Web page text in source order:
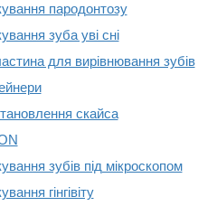
пародонтозу
зуба уві сні
для вирівнювання зубів
скайса
зубів під мікроскопом
гінгівіту